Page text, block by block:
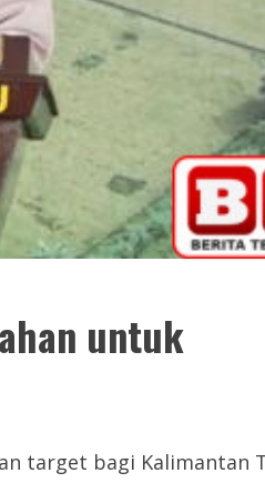
untuk
target bagi Kalimantan